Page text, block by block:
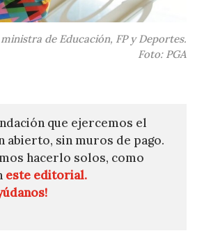
de Educación, FP y Deportes.
Foto: PGA
que ejercemos el
abierto, sin muros de pago.
hacerlo solos, como
este editorial.